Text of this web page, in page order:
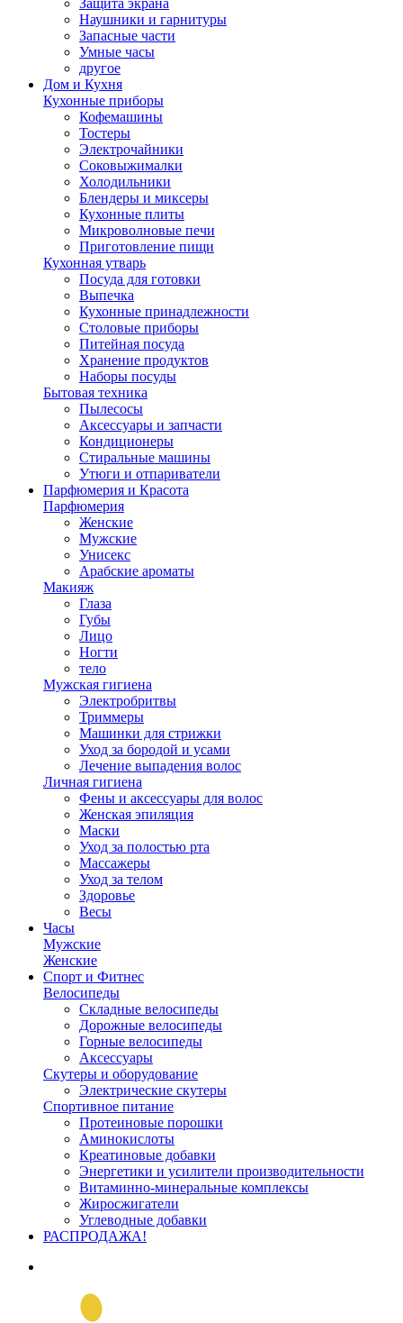
Защита экрана
Наушники и гарнитуры
Запасные части
Умные часы
другое
Дом и Кухня
Кухонные приборы
Кофемашины
Тостеры
Электрочайники
Соковыжималки
Холодильники
Блендеры и миксеры
Кухонные плиты
Микроволновые печи
Приготовление пищи
Кухонная утварь
Посуда для готовки
Выпечка
Кухонные принадлежности
Столовые приборы
Питейная посуда
Хранение продуктов
Наборы посуды
Бытовая техника
Пылесосы
Аксессуары и запчасти
Кондиционеры
Стиральные машины
Утюги и отпариватели
Парфюмерия и Красота
Парфюмерия
Женские
Мужские
Унисекс
Арабские ароматы
Макияж
Глаза
Губы
Лицо
Ногти
тело
Мужская гигиена
Электробритвы
Триммеры
Машинки для стрижки
Уход за бородой и усами
Лечение выпадения волос
Личная гигиена
Фены и аксессуары для волос
Женская эпиляция
Маски
Уход за полостью рта
Массажеры
Уход за телом
Здоровье
Весы
Часы
Мужские
Женские
Спорт и Фитнес
Велосипеды
Складные велосипеды
Дорожные велосипеды
Горные велосипеды
Аксессуары
Скутеры и оборудование
Электрические скутеры
Спортивное питание
Протеиновые порошки
Аминокислоты
Креатиновые добавки
Энергетики и усилители производительности
Витаминно-минеральные комплексы
Жиросжигатели
Углеводные добавки
РАСПРОДАЖА!